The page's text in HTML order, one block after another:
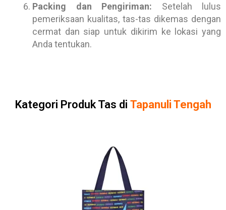
Packing dan Pengiriman: Setelah lulus
pemeriksaan kualitas, tas-tas dikemas dengan
cermat dan siap untuk dikirim ke lokasi yang
Anda tentukan.
Kategori Produk Tas di Tapanuli Tengah